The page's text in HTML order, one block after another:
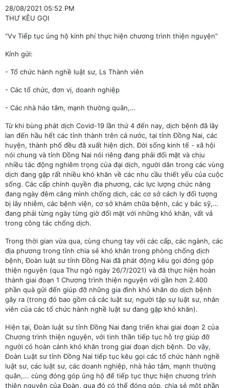
28/08/2021 05:52 PM
THƯ KÊU GỌI
“Vv Tiếp tục ủng hộ kinh phí thực hiện chương trình thiện nguyện”
Kính gửi:
- Tổ chức hành nghề luật sư, Ls Thành viên
- Các tổ chức, đơn vị, doanh nghiệp
- Các nhà hảo tâm, mạnh thường quân,…
Từ khi bùng phát dịch Covid-19 lần thứ 4 đến nay, dịch bệnh đã lây
lan đến hầu hết các tỉnh thành trên cả nước, tại tỉnh Đồng Nai, các
huyện, thành phố đều đã xuất hiện dịch. Đời sống kinh tế - xã hội
nói chung và tỉnh Đồng Nai nói riêng đang phải đối mặt và chịu
nhiều tác động nghiêm trọng của đại dịch, người dân trong các vùng
dịch đang gặp rất nhiều khó khăn về các nhu cầu thiết yếu của cuộc
sống. Các cấp chính quyền địa phương, các lực lượng chức năng
đang ngày đêm căng mình chống dịch, các cơ sở cách ly đối tượng
bị lây nhiễm, các bệnh viện, cơ sở khám chữa bệnh, các y bác sỹ,…
đang phải từng ngày từng giờ đối mặt với những khó khăn, vất vả
trong công tác chống dịch.
Trong thời gian vừa qua, cùng chung tay với các cấp, các ngành, các
địa phương trong tỉnh chia sẻ khó khăn trong phòng chống dịch
bệnh, Đoàn luật sư tỉnh Đồng Nai đã phát động kêu gọi đóng góp
thiện nguyện (qua Thư ngỏ ngày 26/7/2021) và đã thực hiện hoàn
thành giai đoạn 1 Chương trình thiện nguyện với gần hơn 2.400
phần quà gửi đến giúp đỡ những gia đình khó khăn do dịch bệnh
gây ra (trong đó bao gồm cả các luật sư, người tập sự luật sư, nhân
viên của các tổ chức hành nghề luật sư đang gặp khó khăn).
Hiện tại, Đoàn luật sư tỉnh Đồng Nai đang triển khai giai đoạn 2 của
Chương trình thiện nguyện, với tinh thần tiếp tục hỗ trợ giúp đỡ
người có hoàn cảnh khó khăn trong giai đoạn dịch bệnh. Do vậy,
Đoàn Luật sư tỉnh Đồng Nai tiếp tục kêu gọi các tổ chức hành nghề
luật sư, các luật sư, các doanh nghiệp, nhà hảo tâm, mạnh thường
quân,... cùng đóng góp ủng hộ để tiếp tục thực hiện chương trình
thiện nguyện của Đoàn, qua đó có thể đóng góp, chia sẻ một phần